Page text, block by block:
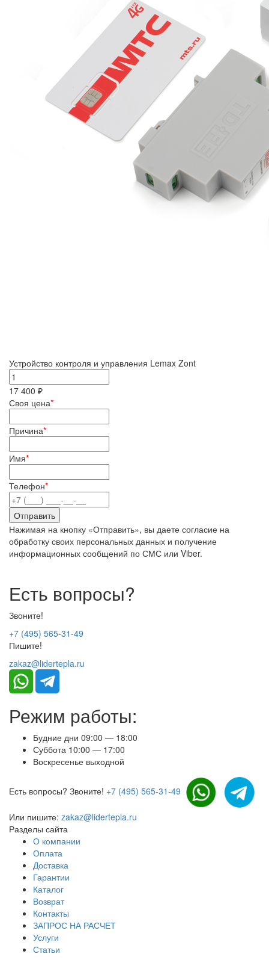
Устройство контроля и управления Lemax Zont
17 400 ₽
Своя цена*
Причина*
Имя*
Телефон*
Нажимая на кнопку «Отправить», вы даете согласие на
обработку своих персональных данных и получение
информационных сообщений по СМС или Viber.
Есть вопросы?
Звоните!
+7 (495) 565-31-49
Пишите!
zakaz@lidertepla.ru
Режим работы:
Будние дни 09:00 — 18:00
Суббота 10:00 — 17:00
Воскресенье выходной
Есть вопросы? Звоните! +7 (495) 565-31-49
Или пишите: zakaz@lidertepla.ru
Разделы сайта
О компании
Оплата
Доставка
Гарантии
Каталог
Возврат
Контакты
ЗАПРОС НА РАСЧЕТ
Услуги
Статьи